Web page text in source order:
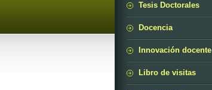
Tesis Doctorales
Docencia
Innovación docente
Libro de visitas